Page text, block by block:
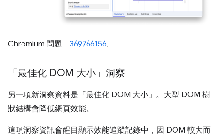
Chromium 問題： 369766156。
「最佳化 DOM 大小」洞察
另一項新洞察資料是「最佳化 DOM 大小」 。大型 DOM 樹
狀結構會降低網頁效能。
這項洞察資訊會醒目顯示效能追蹤記錄中，因 DOM 較大而